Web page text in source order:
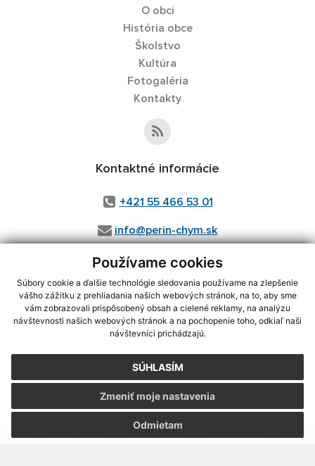
Používame cookies
Súbory cookie a ďalšie technológie sledovania používame na zlepšenie
vášho zážitku z prehliadania našich webových stránok, na to, aby sme
vám zobrazovali prispôsobený obsah a cielené reklamy, na analýzu
návštevnosti našich webových stránok a na pochopenie toho, odkiaľ naši
návštevníci prichádzajú.
SÚHLASÍM
Odmietam
Zmeniť moje nastavenia
O obci
História obce
Školstvo
Kultúra
Fotogaléria
Kontakty
Kontaktné informácie
+421 55 466 53 01
info@perin-chym.sk
Posledná aktualizácia:07.08.2026
Vytlačiť stránku|Vyhlásenie o prístupnosti
webdesign